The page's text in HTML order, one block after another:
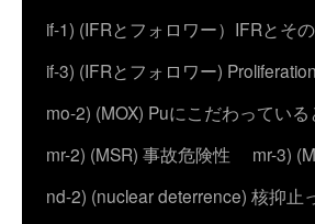
if-1) (IFRとフォロワー）IFRとそ
if-3) (IFRとフォロワー)
mo-2) (MOX) Puにこだわってい
mr-2) (MSR) 事故危険性
mr-3)
nd-2) (nuclear deterrence) 核抑